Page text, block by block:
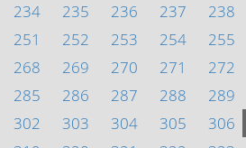
234 235 236 237 238
251 252 253 254 255
268 269 270 271 272
285 286 287 288 289
302 303 304 305 306